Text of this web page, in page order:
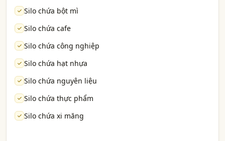
Silo chứa bột mì
Silo chứa cafe
Silo chứa công nghiệp
Silo chứa hạt nhựa
Silo chứa nguyên liệu
Silo chứa thực phẩm
Silo chứa xi măng